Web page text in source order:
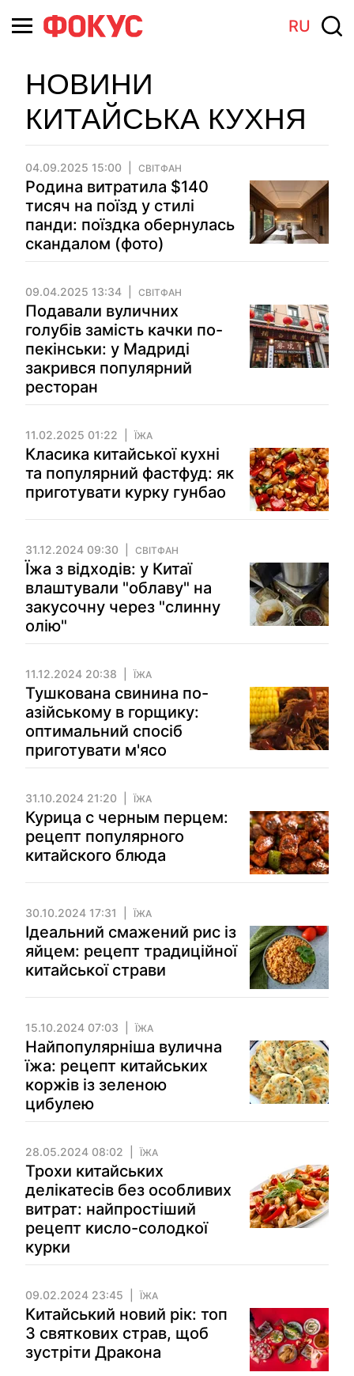
RU
НОВИНИ
КИТАЙСЬКА КУХНЯ
04.09.2025 15:00 СВІТФАН
Родина витратила $140
тисяч на поїзд у стилі
панди: поїздка обернулась
скандалом (фото)
09.04.2025 13:34 СВІТФАН
Подавали вуличних
голубів замість качки по-
пекінськи: у Мадриді
закрився популярний
ресторан
11.02.2025 01:22 ЇЖА
Класика китайської кухні
та популярний фастфуд: як
приготувати курку гунбао
31.12.2024 09:30 СВІТФАН
Їжа з відходів: у Китаї
влаштували "облаву" на
закусочну через "слинну
олію"
11.12.2024 20:38 ЇЖА
Тушкована свинина по-
азійському в горщику:
оптимальний спосіб
приготувати м'ясо
31.10.2024 21:20 ЇЖА
Курица с черным перцем:
рецепт популярного
китайского блюда
30.10.2024 17:31 ЇЖА
Ідеальний смажений рис із
яйцем: рецепт традиційної
китайської страви
15.10.2024 07:03 ЇЖА
Найпопулярніша вулична
їжа: рецепт китайських
коржів із зеленою
цибулею
28.05.2024 08:02 ЇЖА
Трохи китайських
делікатесів без особливих
витрат: найпростіший
рецепт кисло-солодкої
курки
09.02.2024 23:45 ЇЖА
Китайський новий рік: топ
3 святкових страв, щоб
зустріти Дракона